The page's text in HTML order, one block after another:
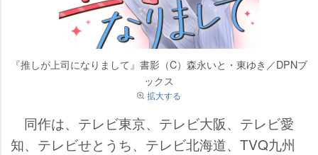
『推しが上司になりまして』書影（C）森永いと・東ゆき／DPNブ
ックス
拡大する
同作は、テレビ東京、テレビ大阪、テレビ愛
知、テレビせとうち、テレビ北海道、TVQ九州